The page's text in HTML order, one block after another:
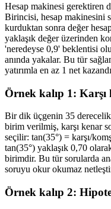
Hesap makinesi gerektiren
Birincisi, hesap makinesini
kurduktan sonra değer
yaklaşık değer üzerinden
'neredeyse 0,9' beklentisi
anında yakalar. Bu tür
yatırımla en az 1 net
Örnek kalıp 1:
Bir dik üçgenin 35 derecelik
birim verilmiş, karşı kenar
seçilir: tan(35°) = karşı/
tan(35°) yaklaşık 0,70
birimdir. Bu tür sorularda
soruyu okur okumaz
Örnek kalıp 2: